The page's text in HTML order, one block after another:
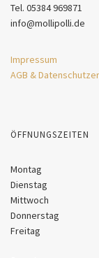
Tel. 05384 969871
info@mollipolli.de
Impressum
AGB &
ÖFFNUNGSZEITEN
Montag
Dienstag
Mittwoch
Donnerstag
Freitag